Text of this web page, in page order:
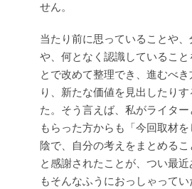
せん。
当たり前に思っていることや、
や、何となく認識していること
とで改めて整理でき、進むべ
り、新たな価値を見出したり
た。そう言えば、私がライタ
もらった方からも「今回取材
陰で、自分の考えをまとめるこ
と感謝されたことが、つい最
もそんなふうにおっしゃって